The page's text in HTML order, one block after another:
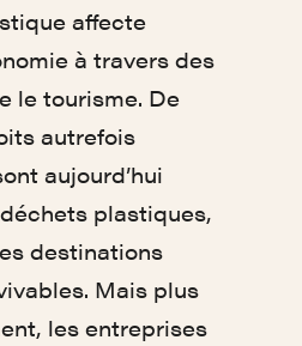
affecte
à travers des
le tourisme. De
autrefois
aujourd’hui
plastiques,
destinations
Mais plus
les entreprises